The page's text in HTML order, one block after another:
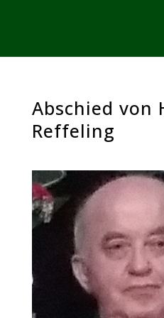
Abschied von
Reffeling